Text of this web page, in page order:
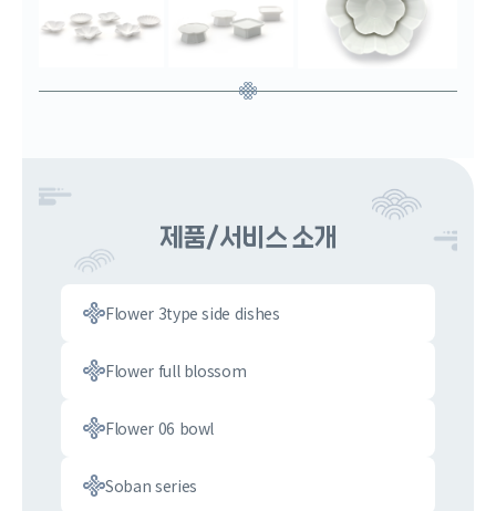
제품/서비스 소개
Flower 3type side dishes
Flower full blossom
Flower 06 bowl
Soban series